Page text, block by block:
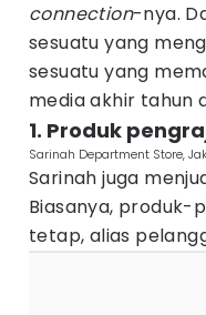
connection-nya.
sesuatu yang
sesuatu yang
media akhir tahun
1. Produk
Sarinah Department Store,
Sarinah juga
Biasanya, produk-
tetap, alias